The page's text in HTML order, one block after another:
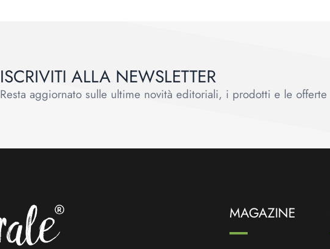
ISCRIVITI ALLA NEWSLETTER
Resta aggiornato sulle ultime novità editoriali, i prodotti e le offerte
MAGAZINE